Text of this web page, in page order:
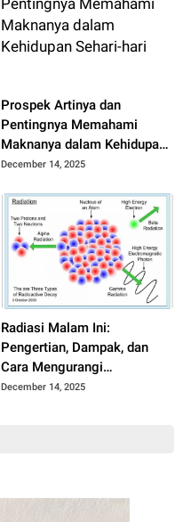
Prospek Artinya dan
Pentingnya Memahami
Maknanya dalam Kehidupan
Sehari-hari
December 14, 2025
Radiasi Malam Ini:
Pengertian, Dampak, dan
Cara Mengurangi
Paparannya
December 14, 2025